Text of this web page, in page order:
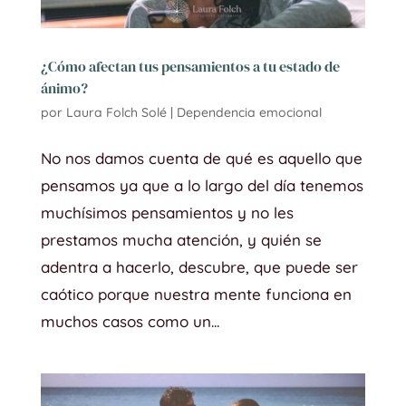
¿Cómo afectan tus pensamientos a tu estado de
ánimo?
por Laura Folch Solé| Dependencia emocional
No nos damos cuenta de qué es aquello que
pensamos ya que a lo largo del día tenemos
muchísimos pensamientos y no les
prestamos mucha atención, y quién se
adentra a hacerlo, descubre, que puede ser
caótico porque nuestra mente funciona en
muchos casos como un...